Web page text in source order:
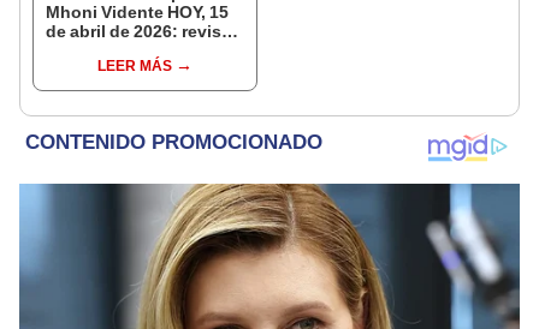
Mhoni Vidente HOY, 15
de abril de 2026: revisa
signo y entérate si te
espera un día
LEER MÁS